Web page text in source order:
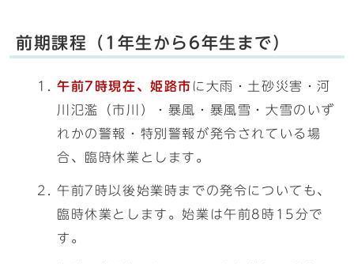
前期課程（1年生から6年生まで）
午前7時現在、姫路市 に大雨・土砂災害・河
川氾濫（市川）・暴風・暴風雪・大雪のいず
れかの警報・特別警報が発令されている場
合、臨時休業とします。
午前7時以後始業時までの発令についても、
臨時休業とします。始業は午前8時15分で
す。